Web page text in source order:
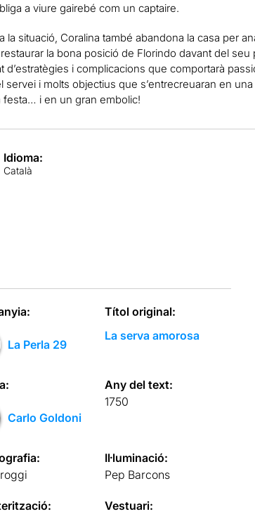
a viure gairebé com un captaire.
la situació, Coralina també abandona la casa per
la bona posició de Florindo davant del
d’estratègies i complicacions que comportarà
servei i molts objectius que s’entrecreuaran en
festa… i en un gran embolic!
Idioma:
Català
La Perla 29
Títol original:
La serva amorosa
Carlo Goldoni
Any del text:
1750
Il·luminació:
Pep Barcons
Vestuari: